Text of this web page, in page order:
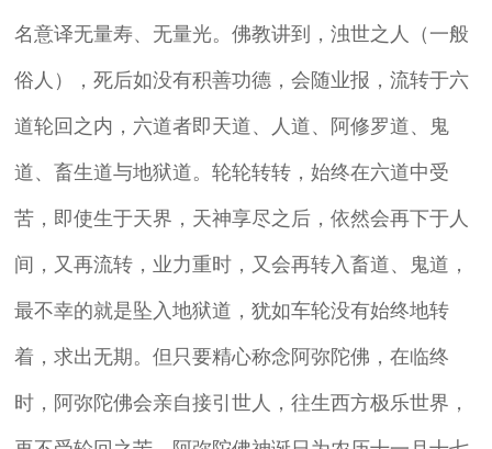
名意译无量寿、无量光。佛教讲到，浊世之人（一般
俗人），死后如没有积善功德，会随业报，流转于六
道轮回之内，六道者即天道、人道、阿修罗道、鬼
道、畜生道与地狱道。轮轮转转，始终在六道中受
苦，即使生于天界，天神享尽之后，依然会再下于人
间，又再流转，业力重时，又会再转入畜道、鬼道，
最不幸的就是坠入地狱道，犹如车轮没有始终地转
着，求出无期。但只要精心称念阿弥陀佛，在临终
时，阿弥陀佛会亲自接引世人，往生西方极乐世界，